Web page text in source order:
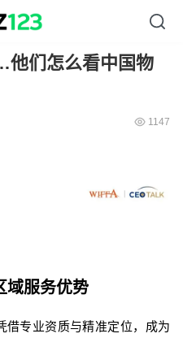
他们怎么看中国物
1147
域服务优势
借专业资质与精准定位，成为